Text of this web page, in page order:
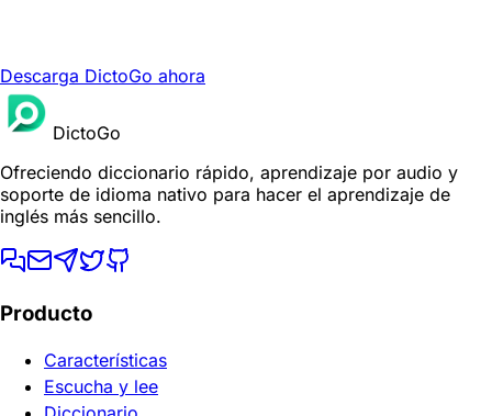
Descarga DictoGo ahora
DictoGo
Ofreciendo diccionario rápido, aprendizaje por audio y
soporte de idioma nativo para hacer el aprendizaje de
inglés más sencillo.
Producto
Características
Escucha y lee